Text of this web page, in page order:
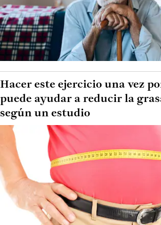
Hacer este ejercicio una vez
puede ayudar a reducir la
según un estudio